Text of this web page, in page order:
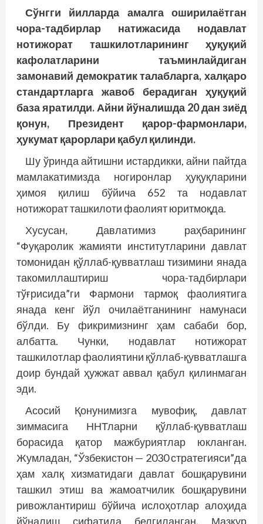
Сўнгги йилларда амалга оширилаётган
чора-тадбирлар натижасида нодавлат
нотижорат ташкилотларининг ҳуқуқий
кафолатларини таъминлайдиган
замонавий демократик талабларга, халқаро
стандартларга жавоб берадиган ҳуқуқий
база яратилди. Айни йўналишда 20 дан зиёд
қонун, Президент қарор-фармонлари,
ҳукумат қарорлари қабул қилинди.
Шу ўринда айтишни истардикки, айни пайтда
мамлакатимизда ногиронлар ҳуқуқларини
ҳимоя қилиш бўйича 652 та нодавлат
нотижорат ташкилоти фаолият юритмоқда.
Хусусан, Давлатимиз раҳбарининг
“Фуқаролик жамияти институтларини давлат
томонидан қўллаб-қувватлаш тизимини янада
такомиллаштириш чора-тадбирлари
тўғрисида”ги Фармони тармоқ фаолиятига
янада кенг йўл очилаётганининг намунаси
бўлди. Бу фикримизнинг ҳам сабаби бор,
албатта. Чунки, нодавлат нотижорат
ташкилотлар фаолиятини қўллаб-қувватлашга
доир бундай ҳужжат аввал қабул қилинмаган
эди.
Асосий Қонунимизга мувофиқ, давлат
зиммасига ННТларни қўллаб-қувватлаш
борасида қатор мажбуриятлар юкланган.
Жумладан, “Ўзбекистон — 2030 стратегияси”да
ҳам халқ хизматидаги давлат бошқарувини
ташкил этиш ва жамоатчилик бошқарувини
ривожлантириш бўйича ислоҳотлар алоҳида
йўналиш сифатида белгиланган. Мазкур